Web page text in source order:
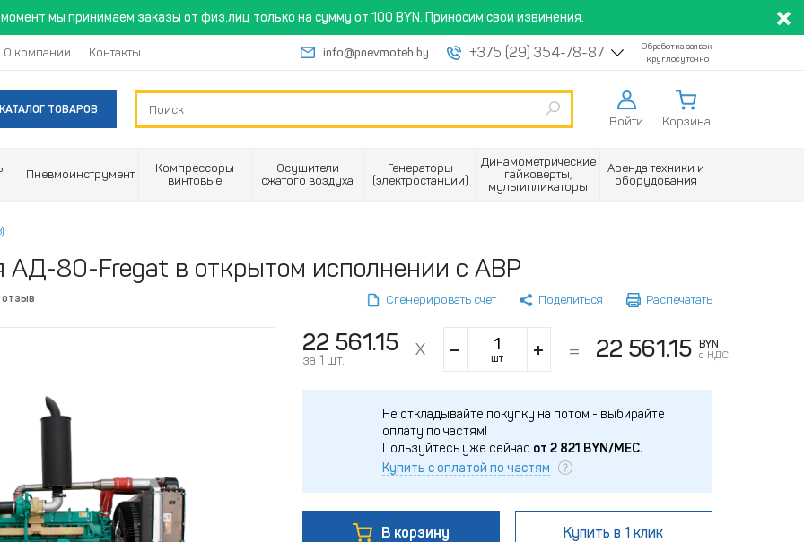
мы принимаем заказы от физ.лиц только на сумму от 100 BYN. Приносим свои извинения.
О компании Контакты info@pnevmoteh.by +375 (29) 354-78-87
Обработка заявок
круглосуточно
КАТАЛОГ ТОВАРОВ
Войти Корзина
Пневмоинструмент
Компрессоры
винтовые
Осушители
сжатого воздуха
Генераторы
(электростанции)
Динамометрические
гайковерты,
мультипликаторы
Аренда техники и
оборудования
АД-80-Fregat в открытом исполнении с АВР
отзыв Сгенерировать счет Поделиться Распечатать
22 561.15
за 1 шт. шт 22 561.15
BYN
с НДС
Не откладывайте покупку на потом - выбирайте
оплату по частям!
Пользуйтесь уже сейчас от 2 821 BYN/МЕС.
Купить с оплатой по частям
В корзину Купить в 1 клик